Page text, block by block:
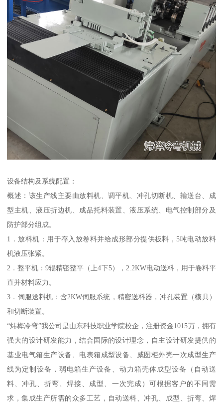
设备结构及系统配置：
概述：该生产线主要由放料机、调平机、冲孔切断机、输送台、成
型主机、液压折边机、成品托料装置、液压系统、电气控制部分及
防护部分组成。
1．放料机：用于存入放卷料并给成形部分提供板料，5吨电动放料
机液压张紧。
2．整平机：9辊精密整平（上4下5），2.2KW电动送料，用于卷料平
直并材料应力。
3．伺服送料机：含2KW伺服系统，精密送料器，冲孔装置（模具）
和切断装置。
“炜桦冷弯”我公司是山东科技职业学院校企，注册资金1015万，拥有
强大的设计研发能力，结合国际的设计理念，自主设计研发提供的
基业电气箱生产设备、电表箱成型设备、威图柜外壳一次成型生产
线为定制设备，弱电箱生产设备、动力箱壳体成型设备（自动送
料、冲孔、折弯、焊接、成型、一次完成）可根据客户的不同需
求，集成生产所需的众多工艺，自动送料、冲孔、成型、折弯、焊